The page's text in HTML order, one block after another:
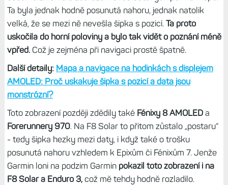
Ta byla jednak hodně posunutá nahoru, jednak natolik
velká, že se mezi ně nevešla šipka s pozicí. Ta proto
uskočila do horní poloviny a bylo tak vidět o poznání méně
vpřed.Což je zejména při navigaci prostě špatně.
Další detaily: Mapa a navigace na hodinkách s displejem
AMOLED: Proč uskakuje šipka s pozicí a data jsou
monstrózní?
Toto zobrazení později zdědily také Fénixy 8 AMOLEDa
Forerunnery 970. Na F8 Solar to přitom zůstalo „postaru“
- tedy šipka hezky mezi daty, i když také o trošku
posunutá nahoru vzhledem k Epixům či Fénixům 7. Jenže
Garmin loni na podzim Garmin pokazil toto zobrazení i na
F8 Solar a Enduro 3,což mě tehdy hodně rozladilo.